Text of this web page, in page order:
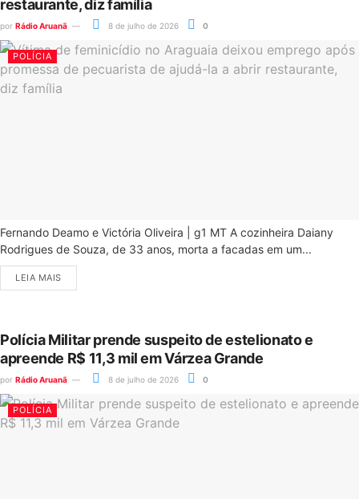
restaurante, diz família
por Rádio Aruanã 8 de julho de 2026 0
POLÍCIA
Fernando Deamo e Victória Oliveira | g1 MT A cozinheira Daiany
Rodrigues de Souza, de 33 anos, morta a facadas em um...
LEIA MAIS
Polícia Militar prende suspeito de estelionato e
apreende R$ 11,3 mil em Várzea Grande
por Rádio Aruanã 8 de julho de 2026 0
POLÍCIA